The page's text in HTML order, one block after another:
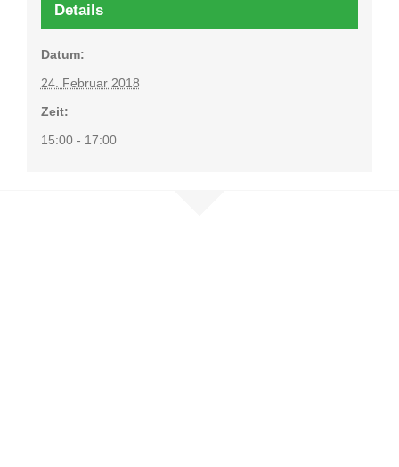
Details
Datum:
24. Februar 2018
Zeit:
15:00 - 17:00